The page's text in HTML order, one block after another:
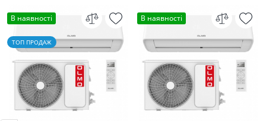
В наявності
ТОП ПРОДАЖ
В наявності